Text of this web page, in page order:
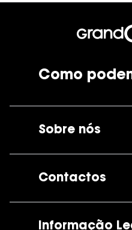
Como
Sobre nós
Contactos
Informação